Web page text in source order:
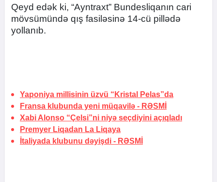
Qeyd edək ki, “Ayntraxt” Bundesliqanın cari
mövsümündə qış fasiləsinə 14-cü pillədə
yollanıb.
Yaponiya millisinin üzvü “Kristal Pelas”da
Fransa klubunda yeni müqavilə - RƏSMİ
Xabi Alonso “Çelsi”ni niyə seçdiyini açıqladı
Premyer Liqadan La Liqaya
İtaliyada klubunu dəyişdi - RƏSMİ